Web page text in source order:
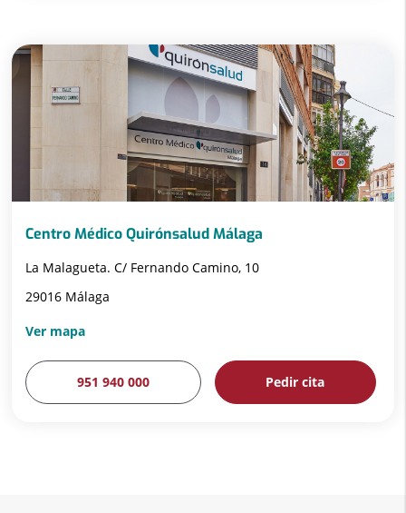
Centro Médico Quirónsalud Málaga
La Malagueta. C/ Fernando Camino, 10
29016 Málaga
Ver mapa
951 940 000 Pedir cita